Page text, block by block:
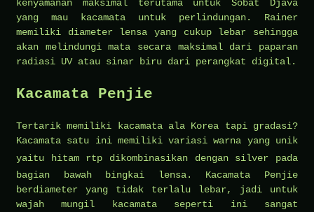
kenyamanan maksimal terutama untuk Sobat Djava
yang mau kacamata untuk perlindungan. Rainer
memiliki diameter lensa yang cukup lebar sehingga
akan melindungi mata secara maksimal dari paparan
radiasi UV atau sinar biru dari perangkat digital.
Kacamata Penjie
Tertarik memiliki kacamata ala Korea tapi gradasi?
Kacamata satu ini memiliki variasi warna yang unik
yaitu hitam rtp dikombinasikan dengan silver pada
bagian bawah bingkai lensa. Kacamata Penjie
berdiameter yang tidak terlalu lebar, jadi untuk
wajah mungil kacamata seperti ini sangat